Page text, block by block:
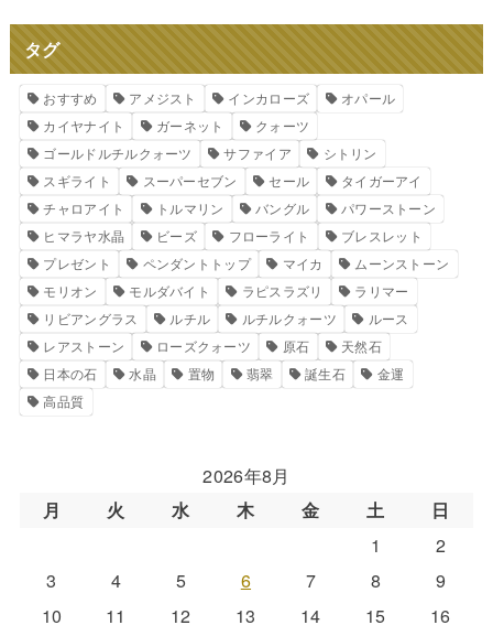
タグ
おすすめ アメジスト インカローズ
オパール
カイヤナイト
ガーネット
クォーツ
ゴールドルチルクォーツ
サファイア
シトリン
スギライト
スーパーセブン セール
タイガーアイ
チャロアイト
トルマリン バングル
パワーストーン
ヒマラヤ水晶
ビーズ フローライト
ブレスレット
プレゼント
ペンダントトップ マイカ
ムーンストーン
モリオン
モルダバイト ラピスラズリ
ラリマー
リビアングラス
ルチル ルチルクォーツ
ルース
レアストーン
ローズクォーツ 原石
天然石
日本の石
水晶 置物 翡翠 誕生石
金運
高品質
2026年8月
月
火 水 木 金 土
日
1
2
3
4 5 6 7 8
9
10
11 12 13 14 15
16